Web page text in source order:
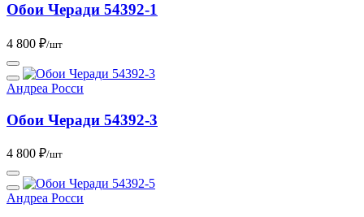
Обои Черади 54392-1
4 800 ₽/шт
Андреа Росси
Обои Черади 54392-3
4 800 ₽/шт
Андреа Росси